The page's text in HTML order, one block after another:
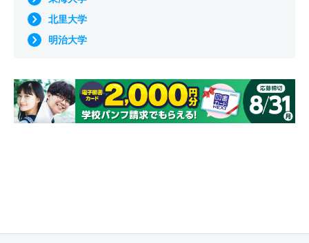
北里大学
明治大学